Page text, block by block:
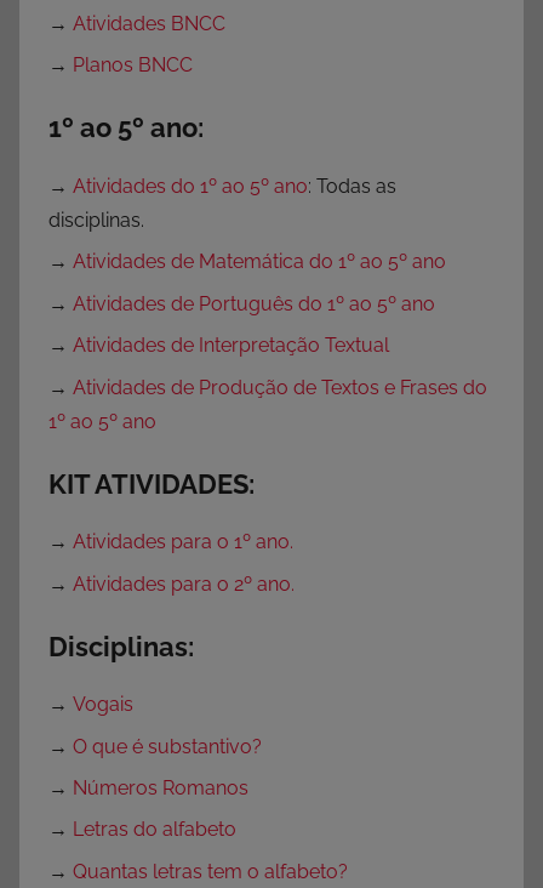
c
,
r
o
m
ç
o
a
p
c
→ Atividades BNCC
→ Planos BNCC
1º ao 5º ano:
→ Atividades do 1º ao 5º ano: Todas as
disciplinas.
→ Atividades de Matemática do 1º ao 5º ano
→ Atividades de Português do 1º ao 5º ano
→ Atividades de Interpretação Textual
→ Atividades de Produção de Textos e Frases do
1º ao 5º ano
KIT ATIVIDADES:
→ Atividades para o 1º ano.
→ Atividades para o 2º ano.
Disciplinas:
→ Vogais
→ O que é substantivo?
→ Números Romanos
→ Letras do alfabeto
→ Quantas letras tem o alfabeto?